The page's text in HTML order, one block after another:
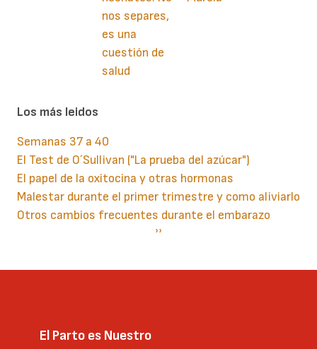
nos separes,
es una
cuestión de
salud
Los más leidos
Semanas 37 a 40
El Test de O´Sullivan ("La prueba del azúcar")
El papel de la oxitocina y otras hormonas
Malestar durante el primer trimestre y como aliviarlo
Otros cambios frecuentes durante el embarazo
Siguiente
››
El Parto es Nuestro